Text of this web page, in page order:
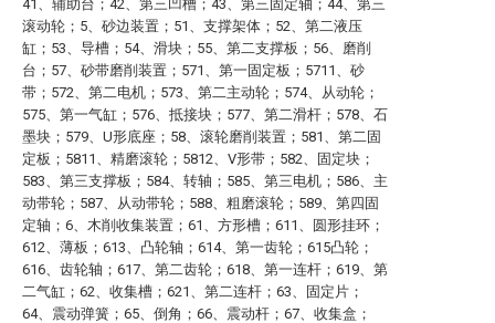
41、辅助台；42、第三凹槽；43、第三固定轴；44、第三
滚动轮；5、砂边装置；51、支撑架体；52、第二液压
缸；53、导槽；54、滑块；55、第二支撑板；56、磨削
台；57、砂带磨削装置；571、第一固定板；5711、砂
带；572、第二电机；573、第二主动轮；574、从动轮；
575、第一气缸；576、抵接块；577、第二滑杆；578、石
墨块；579、U形底座；58、滚轮磨削装置；581、第二固
定板；5811、精磨滚轮；5812、V形带；582、固定块；
583、第三支撑板；584、转轴；585、第三电机；586、主
动带轮；587、从动带轮；588、粗磨滚轮；589、第四固
定轴；6、木削收集装置；61、方形槽；611、圆形挂环；
612、薄板；613、凸轮轴；614、第一齿轮；615凸轮；
616、齿轮轴；617、第二齿轮；618、第一连杆；619、第
二气缸；62、收集槽；621、第二连杆；63、固定片；
64、震动弹簧；65、倒角；66、震动杆；67、收集盒；